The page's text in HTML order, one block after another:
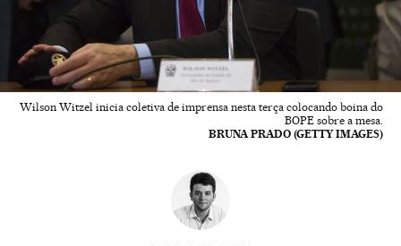
Wilson Witzel inicia coletiva de imprensa nesta terça colocando boina do
BOPE sobre a mesa.
BRUNA PRADO (GETTY IMAGES)